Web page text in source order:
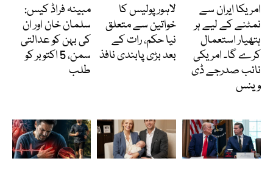
امریکا ایران سے
نمٹنے کے لیے ہر
ہتھیار استعمال
کرے گا۔ امریکی
نائب صدرجے ڈی
وینس
لاہور پولیس کا
خواتین سے متعلق
نیا حکم، رات کے
بعد بڑی پابندی نافذ
مبینہ فراڈ کیس:
سلمان خان اور ان
کی بہن کو عدالتی
سمن، 5 اکتوبر کو
طلب